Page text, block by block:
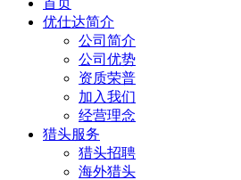
首页
优仕达简介
公司简介
公司优势
资质荣普
加入我们
经营理念
猎头服务
猎头招聘
海外猎头